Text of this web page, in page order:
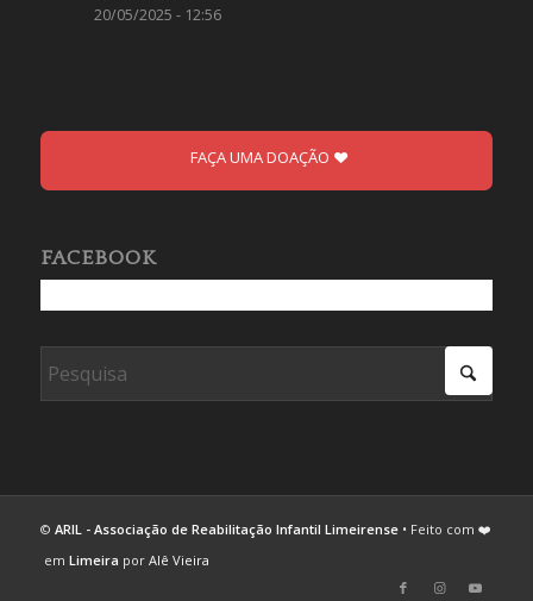
20/05/2025 - 12:56
FAÇA UMA DOAÇÃO
FACEBOOK
© ARIL - Associação de Reabilitação Infantil Limeirense• Feito com ❤️
em Limeira por Alê Vieira